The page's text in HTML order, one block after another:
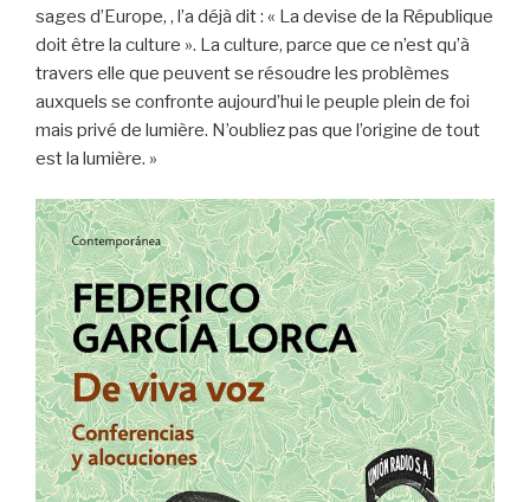
sages d’Europe, , l’a déjà dit : « La devise de la République
doit être la culture ». La culture, parce que ce n’est qu’à
travers elle que peuvent se résoudre les problèmes
auxquels se confronte aujourd’hui le peuple plein de foi
mais privé de lumière. N’oubliez pas que l’origine de tout
est la lumière. »